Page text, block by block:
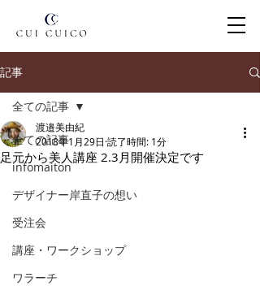
記事
全ての記事
infomaiton
デザイナー岸直子の想い
受注会
講座・ワークショップ
ワラーチ
全ての記事
足元から美人講座 2.3月開催決定です
渡邉美由紀
2018年1月29日 読了時間: 1分